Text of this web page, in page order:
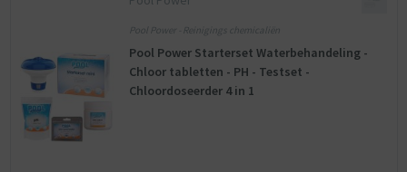
Pool Power - Reinigings chemicaliën
Pool Power Starterset Waterbehandeling -
Chloor tabletten - PH - Testset -
Chloordoseerder 4 in 1